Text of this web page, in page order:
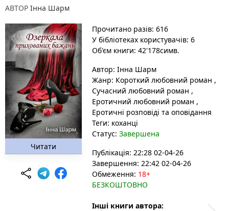
АВТОР Інна Шарм
Читати
Прочитано разів: 616
У бібліотеках користувачів: 6
Об'єм книги: 42'178симв.
Автор: Інна Шарм
Жанр: Короткий любовний роман ,
Сучасний любовний роман ,
Еротичний любовний роман ,
Еротичні розповіді та оповідання
Теги: коханці
Статус: Завершена
Публікація: 22:28 02-04-26
Завершення: 22:42 02-04-26
Обмеження: 18+
БЕЗКОШТОВНО
Інші книги автора: